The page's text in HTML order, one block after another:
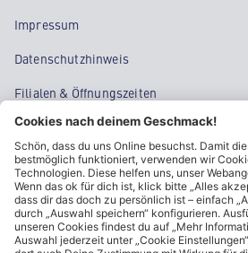
Impressum
Datenschutzhinweis
Filialen & Öffnungszeiten
Kontakt
Cookie-Einstellungen
Kundeninformationen